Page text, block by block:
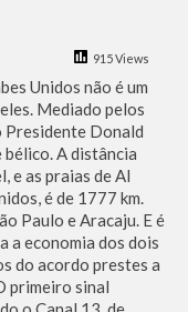
915 Views
Unidos não é um
Mediado pelos
Presidente Donald
bélico. A distância
e as praias de Al
é de 1777 km.
Paulo e Aracaju. E é
a economia dos dois
do acordo prestes a
primeiro sinal